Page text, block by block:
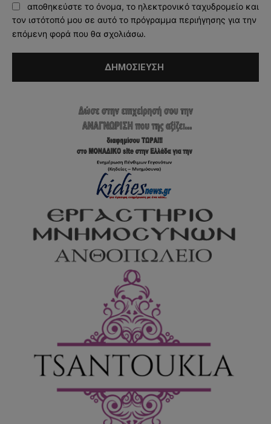
αποθηκεύστε το όνομα, το ηλεκτρονικό ταχυδρομείο και
τον ιστότοπό μου σε αυτό το πρόγραμμα περιήγησης για την
επόμενη φορά που θα σχολιάσω.